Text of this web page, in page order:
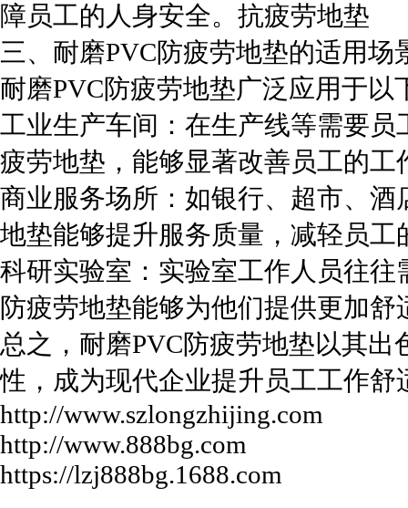
障员工的人身安全。抗疲劳地垫
三、耐磨PVC防疲劳地垫的适用场
耐磨PVC防疲劳地垫广泛应用于以
工业生产车间：在生产线等需要
疲劳地垫，能够显著改善员工的
商业服务场所：如银行、超市、
地垫能够提升服务质量，减轻员
科研实验室：实验室工作人员往
防疲劳地垫能够为他们提供更加舒
总之，耐磨PVC防疲劳地垫以其
性，成为现代企业提升员工工作舒
http://www.szlongzhijing.com
http://www.888bg.com
https://lzj888bg.1688.com